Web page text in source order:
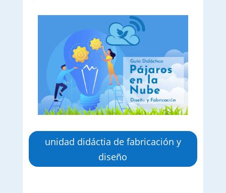
unidad didáctia de fabricación y
diseño